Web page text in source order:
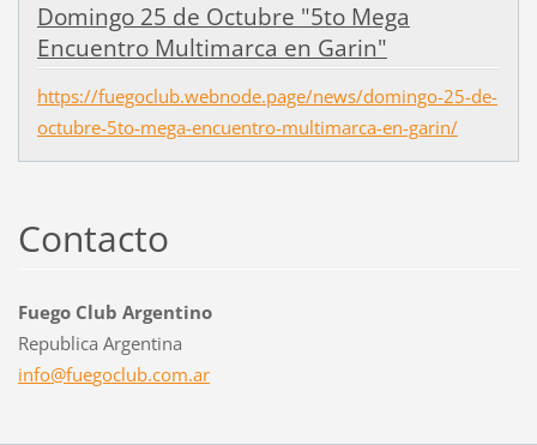
Domingo 25 de Octubre "5to Mega
Encuentro Multimarca en Garin"
https://fuegoclub.webnode.page/news/domingo-25-de-
octubre-5to-mega-encuentro-multimarca-en-garin/
Contacto
Fuego Club Argentino
Republica Argentina
info@fuegoclub.com.ar